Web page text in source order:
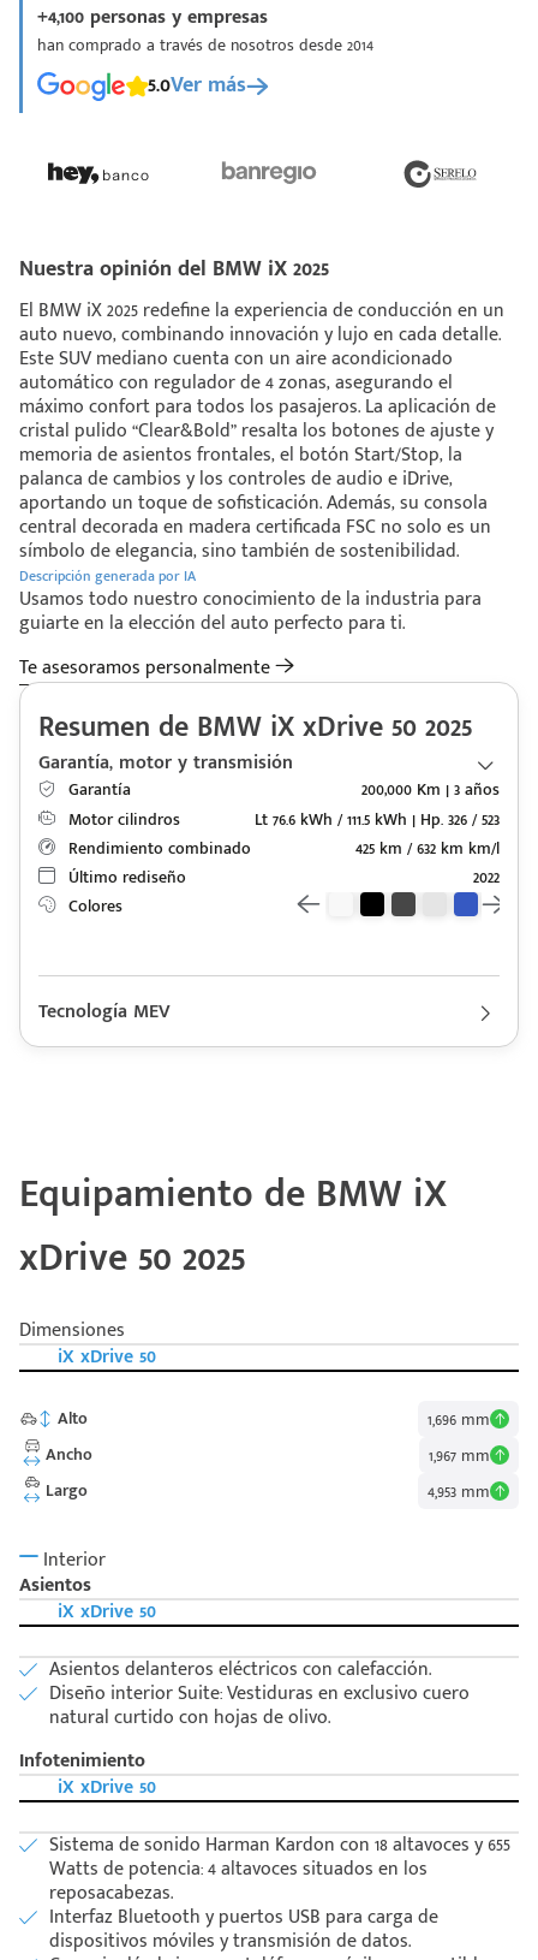
Nuestra opinión del BMW iX 2025
El BMW iX 2025 redefine la experiencia de conducción en un
auto nuevo, combinando innovación y lujo en cada detalle.
Este SUV mediano cuenta con un aire acondicionado
automático con regulador de 4 zonas, asegurando el
máximo confort para todos los pasajeros. La aplicación de
cristal pulido “Clear&Bold” resalta los botones de ajuste y
memoria de asientos frontales, el botón Start/Stop, la
palanca de cambios y los controles de audio e iDrive,
aportando un toque de sofisticación. Además, su consola
central decorada en madera certificada FSC no solo es un
símbolo de elegancia, sino también de sostenibilidad.
Descripción generada por IA
Usamos todo nuestro conocimiento de la industria para
guiarte en la elección del auto perfecto para ti.
Te asesoramos personalmente
Resumen de BMW iX xDrive 50 2025
Garantía, motor y transmisión
Garantía
200,000 Km | 3 años
Motor cilindros
Lt 76.6 kWh / 111.5 kWh | Hp. 326 / 523
Rendimiento combinado
425 km / 632 km km/l
Último rediseño
2022
Colores
Tecnología MEV
+4,100 personas y empresas
han comprado a través de nosotros desde 2014
5.0Ver más
Equipamiento de BMW iX
xDrive 50 2025
Dimensiones
iX xDrive 50
Alto
1,696 mm
Ancho
1,967 mm
Largo
4,953 mm
Interior
Asientos
iX xDrive 50
Asientos delanteros eléctricos con calefacción.
Diseño interior Suite: Vestiduras en exclusivo cuero
natural curtido con hojas de olivo.
Infotenimiento
iX xDrive 50
Sistema de sonido Harman Kardon con 18 altavoces y 655
Watts de potencia: 4 altavoces situados en los
reposacabezas.
Interfaz Bluetooth y puertos USB para carga de
dispositivos móviles y transmisión de datos.